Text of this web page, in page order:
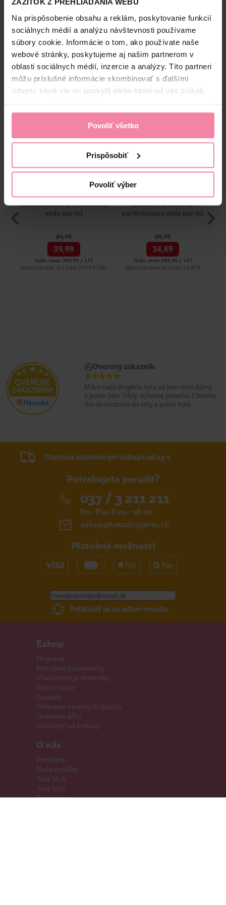
Na prispôsobenie obsahu a reklám, poskytovanie funkcií
sociálnych médií a analýzu návštevnosti používame
súbory cookie. Informácie o tom, ako používate naše
webové stránky, poskytujeme aj našim partnerom v
oblasti sociálnych médií, inzercie a analýzy. Títo partneri
môžu príslušné informácie skombinovať s ďalšími
údajmi, ktoré ste im poskytli alebo ktoré od vás získali,
Povoliť všetko
Prispôsobiť
Povoliť výber
Bezpečnosť a balenie
Zloženie
High-contrast mode
Alternatívne produkty
-20%
Lattafa Eclaire parfémovaná
voda 100 ml
49,99
39,99
Jedn. cena 399,90 / LIT
Najnižšia cena za 30 dní: 39,99 € (0%)
Lattafa Yara Candy
parfémovaná voda 100 ml
39,99
34,49
Jedn. cena 344,90 / LIT
Najnižšia cena za 30 dní: 34,49 €
Overený zákazník
Mám rada drogériu teta sú tam milé dámy
a jeden pán. Vždy ochotne poradia. Chodím
iba do saratova do tety a palec hore
Doprava zadarmo pri nákupe od 49 €
Potrebujete poradiť?
037 / 3 211 211
Po - Pia: 8:00 - 16:00
eshop@tetadrogerie.sk
Platobné možnosti
Prihlásiť sa na odber emailu
Eshop
Doprava
Platobné podmienky
Všeobecné podmienky
Reklamácie
Cookies
Ochrana osobných údajov
Overenie účtu
Odstúpiť od zmluvy
O nás
Predajne
Naše značky
Teta klub
Teta foto
Teta káva